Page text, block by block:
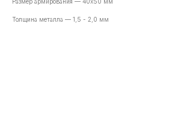
Толщина металла — 1,5 - 2,0 мм